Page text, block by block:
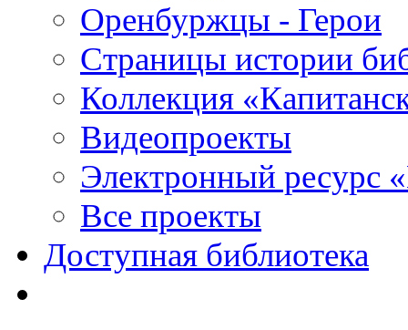
Оренбуржцы - Герои
Страницы истории
Коллекция
Видеопроекты
Электронный ресурс
Все проекты
Доступная библиотека